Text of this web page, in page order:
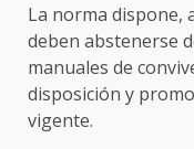
La norma dispone,
deben abstenerse
manuales de
disposición y
vigente.